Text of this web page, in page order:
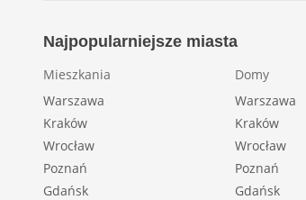
Najpopularniejsze miasta
Mieszkania
Warszawa
Kraków
Wrocław
Poznań
Gdańsk
Domy
Warszawa
Kraków
Wrocław
Poznań
Gdańsk